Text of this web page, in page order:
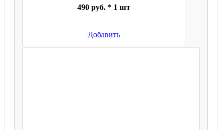
490 руб. * 1 шт
Добавить